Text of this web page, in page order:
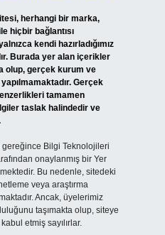
herhangi bir marka,
hiçbir bağlantısı
kendi hazırladığımız
Burada yer alan içerikler
olup, gerçek kurum ve
Gerçek
tamamen
taslak halindedir ve
gereğince Bilgi Teknolojileri
onaylanmış bir Yer
Bu nedenle, sitedeki
veya araştırma
Ancak, üyelerimiz
taşımakta olup, siteye
etmiş sayılırlar.